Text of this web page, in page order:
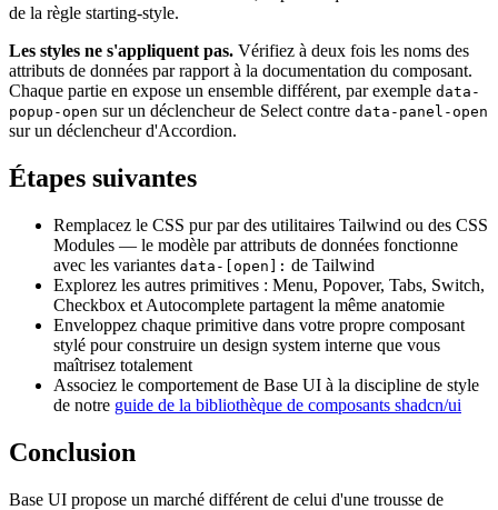
de la règle starting-style.
Les styles ne s'appliquent pas. Vérifiez à deux fois les noms des
attributs de données par rapport à la documentation du composant.
Chaque partie en expose un ensemble différent, par exemple data-
popup-open sur un déclencheur de Select contre data-panel-open
sur un déclencheur d'Accordion.
Étapes suivantes
Remplacez le CSS pur par des utilitaires Tailwind ou des CSS
Modules — le modèle par attributs de données fonctionne
avec les variantes data-[open]: de Tailwind
Explorez les autres primitives : Menu, Popover, Tabs, Switch,
Checkbox et Autocomplete partagent la même anatomie
Enveloppez chaque primitive dans votre propre composant
stylé pour construire un design system interne que vous
maîtrisez totalement
Associez le comportement de Base UI à la discipline de style
de notre guide de la bibliothèque de composants shadcn/ui
Conclusion
Base UI propose un marché différent de celui d'une trousse de